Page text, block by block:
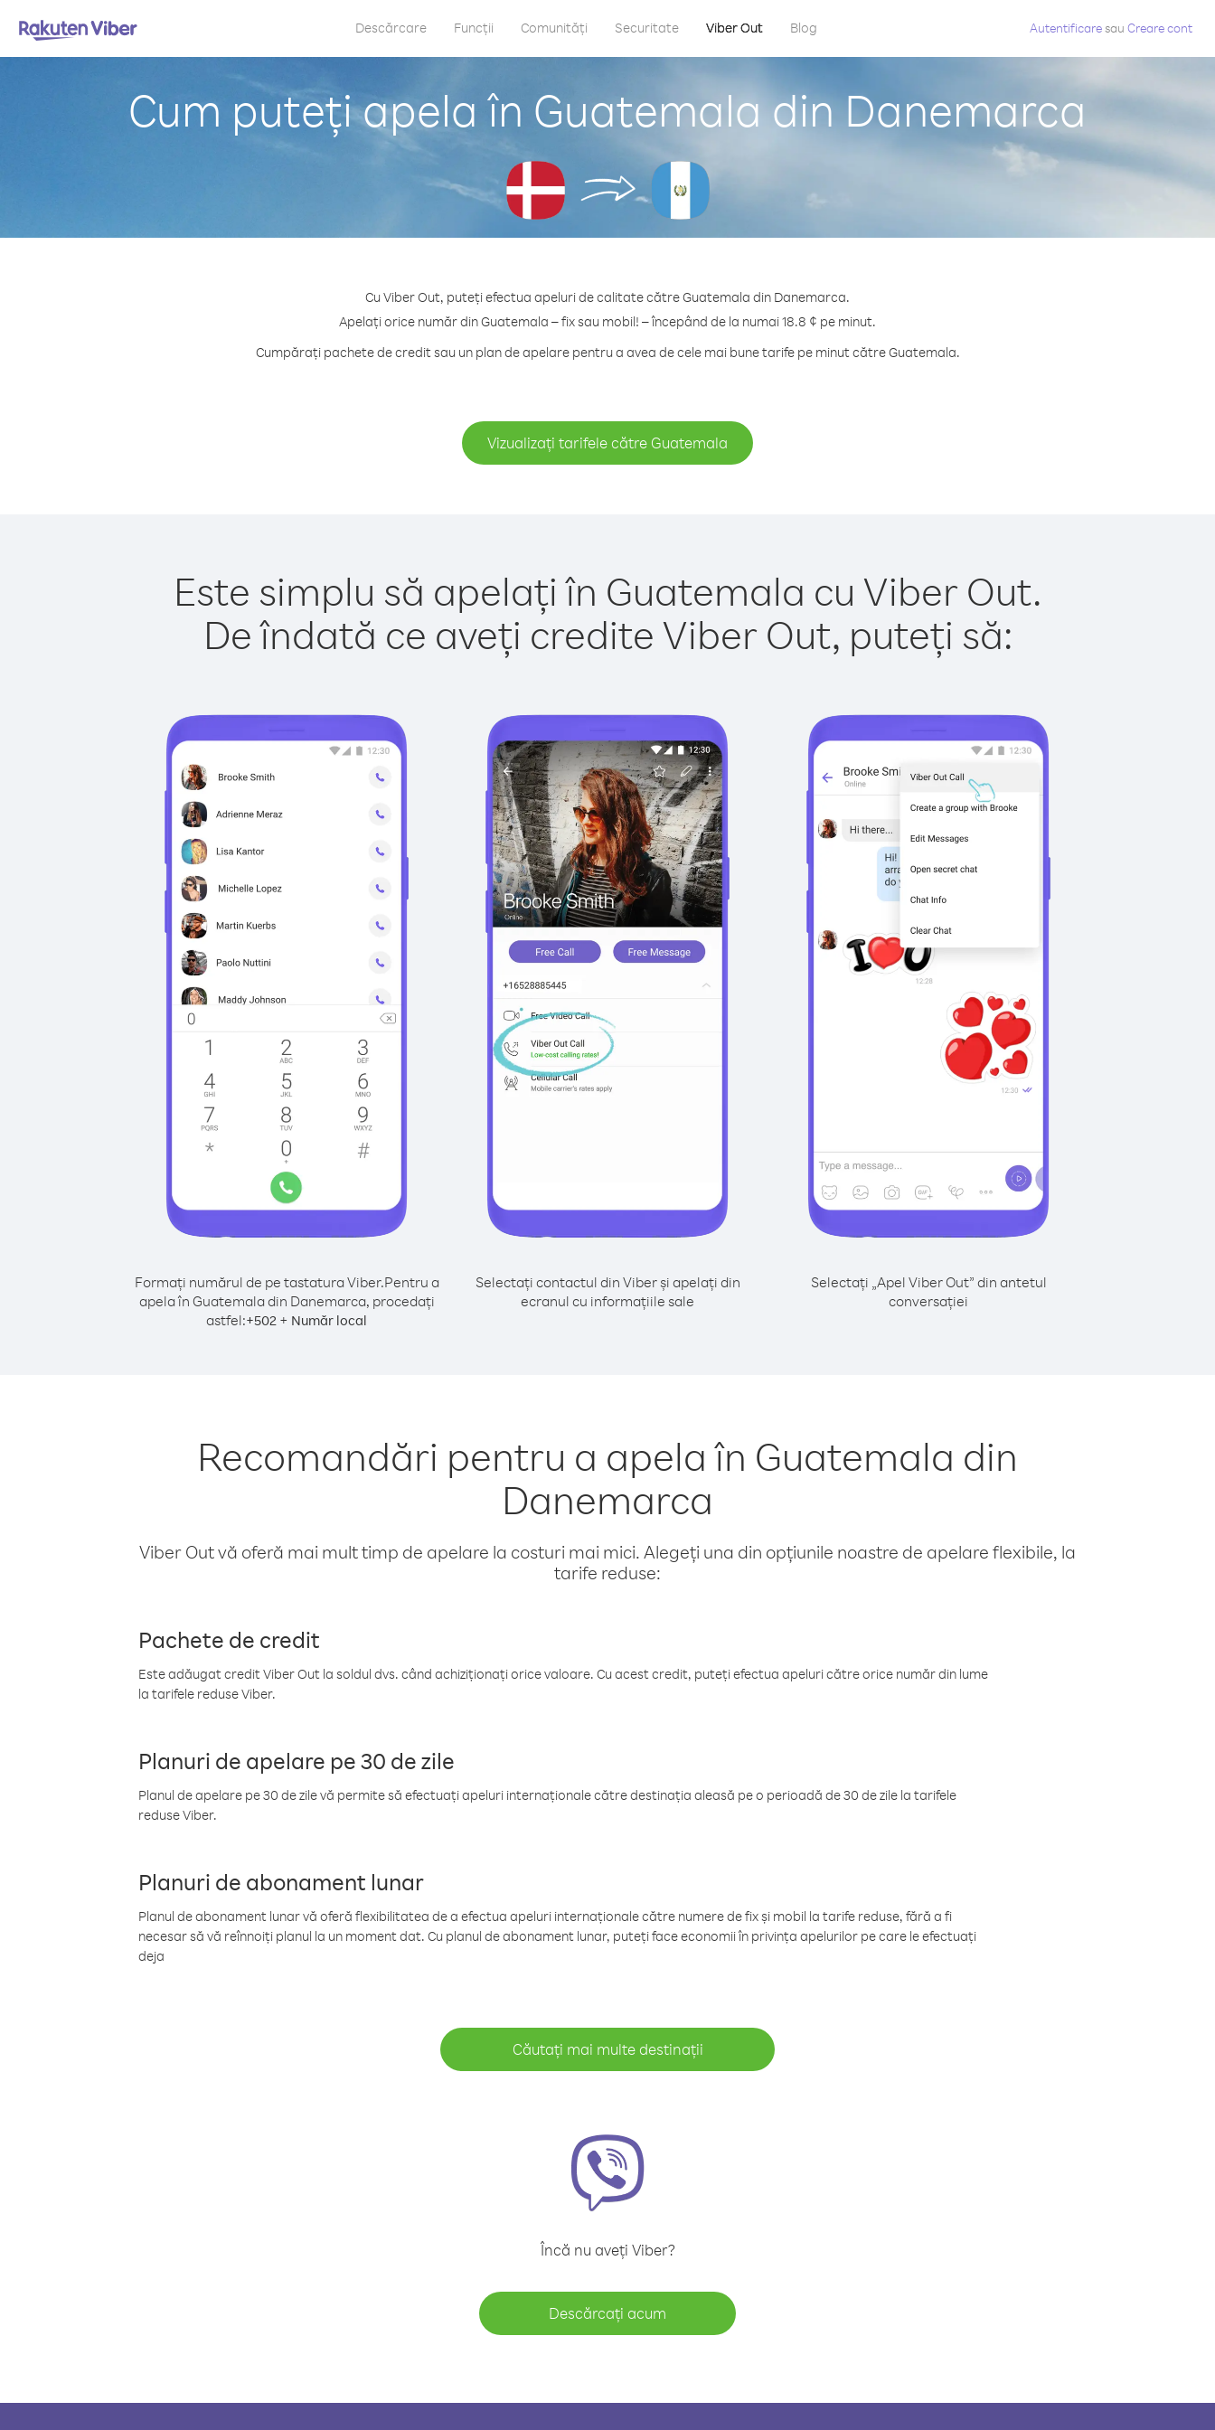
Descărcare Funcții Comunități Securitate Viber Out Blog Autentificaresau Creare cont
Cum puteți apela în Guatemala din Danemarca
Cu Viber Out, puteți efectua apeluri de calitate către Guatemala din Danemarca.
Apelați orice număr din Guatemala – fix sau mobil! – începând de la numai 18.8 ¢ pe minut.
Cumpărați pachete de credit sau un plan de apelare pentru a avea de cele mai bune tarife pe minut către Guatemala.
Vizualizați tarifele către Guatemala
Este simplu să apelați în Guatemala cu Viber Out.
De îndată ce aveți credite Viber Out, puteți să:
Formați numărul de pe tastatura Viber.Pentru a
apela în Guatemala din Danemarca, procedați
astfel:+502 + Număr local
Selectați contactul din Viber și apelați din
ecranul cu informațiile sale
Selectați „Apel Viber Out” din antetul
conversației
Recomandări pentru a apela în Guatemala din
Danemarca
Viber Out vă oferă mai mult timp de apelare la costuri mai mici. Alegeți una din opțiunile noastre de apelare flexibile, la
tarife reduse:
Pachete de credit
Este adăugat credit Viber Out la soldul dvs. când achiziționați orice valoare. Cu acest credit, puteți efectua apeluri către orice număr din lume
la tarifele reduse Viber.
Planuri de apelare pe 30 de zile
Planul de apelare pe 30 de zile vă permite să efectuați apeluri internaționale către destinația aleasă pe o perioadă de 30 de zile la tarifele
reduse Viber.
Planuri de abonament lunar
Planul de abonament lunar vă oferă flexibilitatea de a efectua apeluri internaționale către numere de fix și mobil la tarife reduse, fără a fi
necesar să vă reînnoiți planul la un moment dat. Cu planul de abonament lunar, puteți face economii în privința apelurilor pe care le efectuați
deja
Căutați mai multe destinații
Încă nu aveți Viber?
Descărcați acum